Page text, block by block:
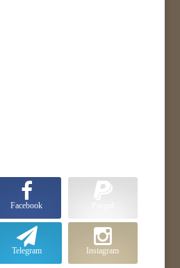
Facebook
Instagram
Telegram